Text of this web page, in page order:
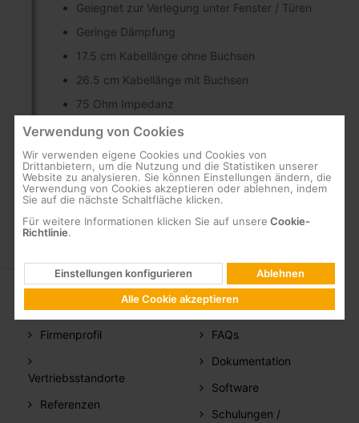
Geiegnet zur Verlegung unter Fenster / Türen
Geringe Dämpfung
17.5 cm Kabellänge ohne Buchsen
26.5 cm Kabellänge mit Buchsen
75 Ohm Impedanz
Frequenzbereich 950 MHz - 2150 MHz
Empfohlen zur Vermeidung von
Fassadendurchbohrungen
Firmenprofil
Vertriebsstandorte
Referenzen
SUPPORT
FAQs
Dokumentation
Software
Schulungen /
Verwendung von Cookies
Wir verwenden eigene Cookies und Cookies von
Drittanbietern, um die Nutzung und die Statistiken unserer
Website zu analysieren. Sie können Einstellungen ändern, die
Verwendung von Cookies akzeptieren oder ablehnen, indem
Sie auf die nächste Schaltfläche klicken.
Für weitere Informationen klicken Sie auf unsere Cookie-
Richtlinie.
Einstellungen konfigurieren
Ablehnen
Alle Cookie akzeptieren